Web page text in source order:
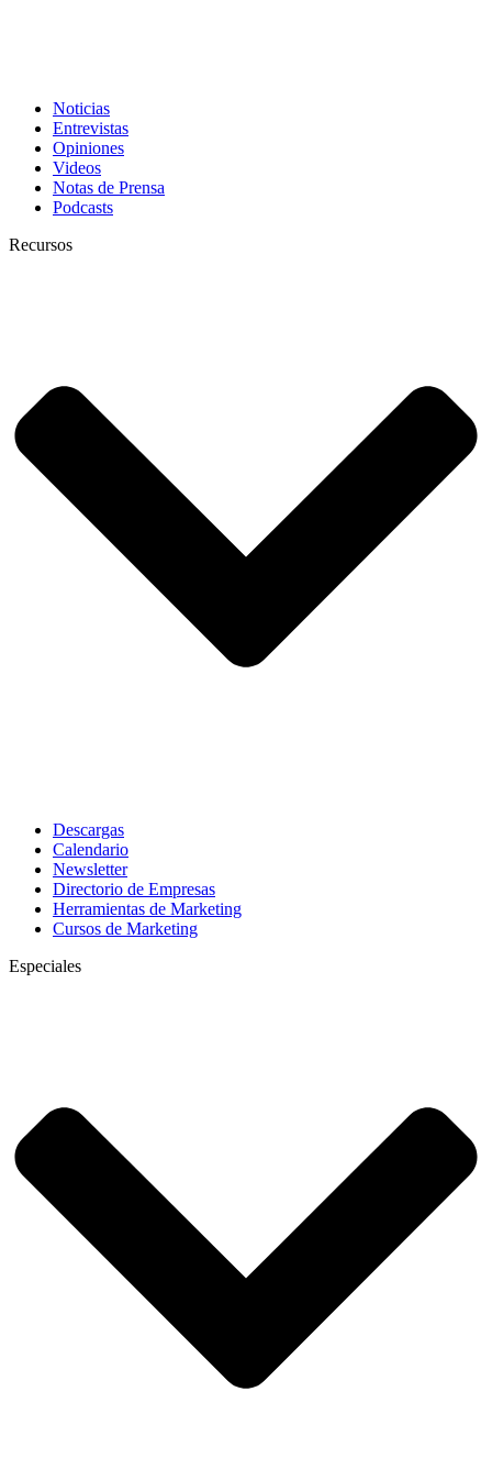
Noticias
Entrevistas
Opiniones
Videos
Notas de Prensa
Podcasts
Recursos
Descargas
Calendario
Newsletter
Directorio de Empresas
Herramientas de Marketing
Cursos de Marketing
Especiales